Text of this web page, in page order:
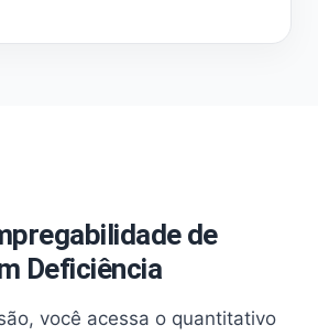
de
Deficiência
você acessa o quantitativo